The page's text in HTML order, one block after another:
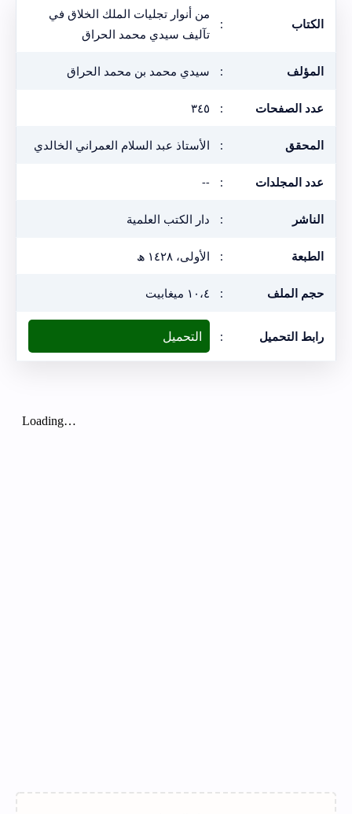
الكتاب :
من أنوار تجليات الملك الخلاق في
تآليف سيدي محمد الحراق
المؤلف : سيدي محمد بن محمد الحراق
عدد الصفحات : ٣٤٥
المحقق : الأستاذ عبد السلام العمراني الخالدي
عدد المجلدات :
--
الناشر : دار الكتب العلمية
الطبعة : الأولى، ١٤٢٨ ھ
حجم الملف : ١٠،٤ ميغابيت
رابط التحميل : التحميل